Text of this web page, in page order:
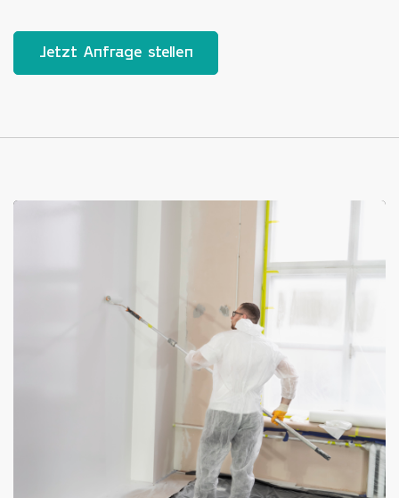
Jetzt Anfrage stellen